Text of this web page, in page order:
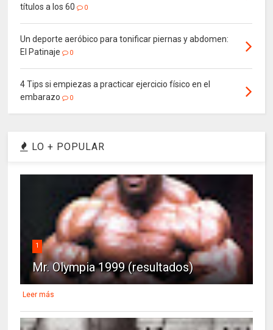
títulos a los 60
0
Un deporte aeróbico para tonificar piernas y abdomen:
El Patinaje
0
4 Tips si empiezas a practicar ejercicio físico en el
embarazo
0
LO + POPULAR
1
Mr. Olympia 1999 (resultados)
Leer más